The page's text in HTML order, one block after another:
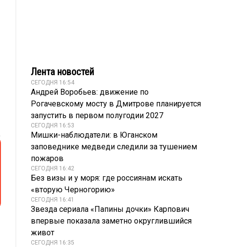
Лента новостей
СЕГОДНЯ 16:54
Андрей Воробьев: движение по
Рогачевскому мосту в Дмитрове планируется
запустить в первом полугодии 2027
СЕГОДНЯ 16:53
Мишки-наблюдатели: в Юганском
заповеднике медведи следили за тушением
пожаров
СЕГОДНЯ 16:42
Без визы и у моря: где россиянам искать
«вторую Черногорию»
СЕГОДНЯ 16:41
Звезда сериала «Папины дочки» Карпович
впервые показала заметно округлившийся
живот
СЕГОДНЯ 16:35